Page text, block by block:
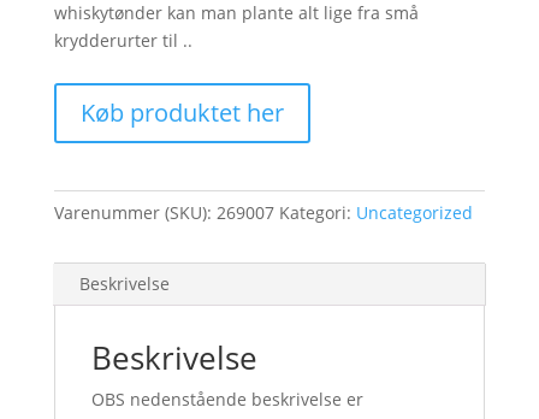
whiskytønder kan man plante alt lige fra små
krydderurter til ..
Køb produktet her
Varenummer (SKU): 269007 Kategori: Uncategorized
Beskrivelse
Beskrivelse
OBS nedenstående beskrivelse er